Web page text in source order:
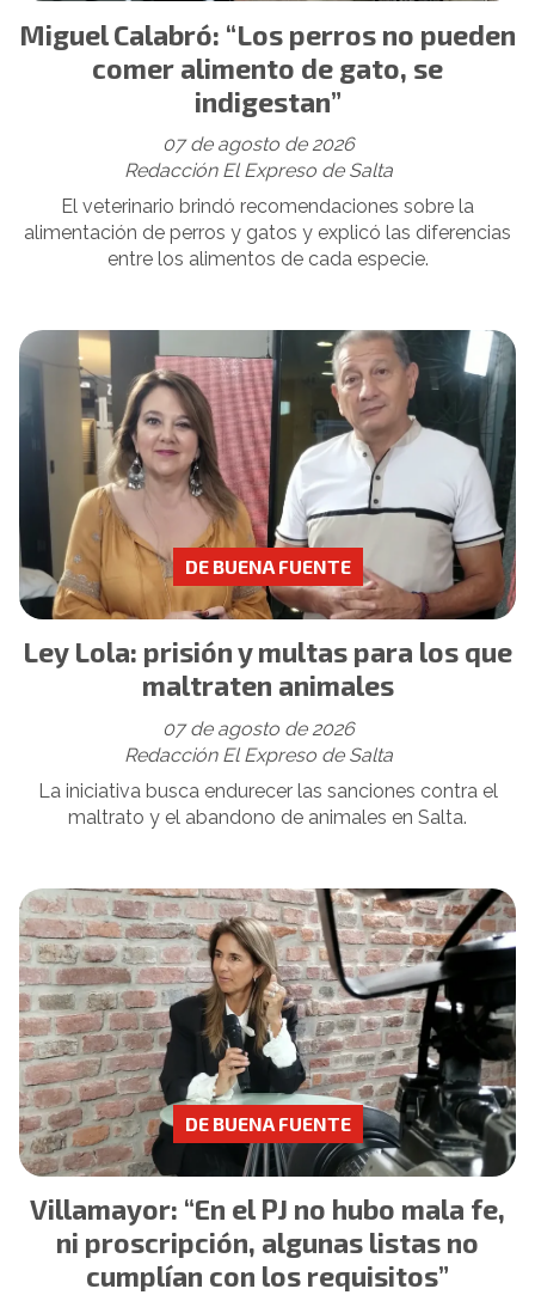
Miguel Calabró: “Los perros no pueden
comer alimento de gato, se
indigestan”
Redacción El Expreso de Salta
07 de agosto de 2026
El veterinario brindó recomendaciones sobre la
alimentación de perros y gatos y explicó las diferencias
entre los alimentos de cada especie.
Ley Lola: prisión y multas para los que
maltraten animales
Redacción El Expreso de Salta
DE BUENA FUENTE
07 de agosto de 2026
La iniciativa busca endurecer las sanciones contra el
maltrato y el abandono de animales en Salta.
Villamayor: “En el PJ no hubo mala fe,
ni proscripción, algunas listas no
cumplían con los requisitos”
DE BUENA FUENTE